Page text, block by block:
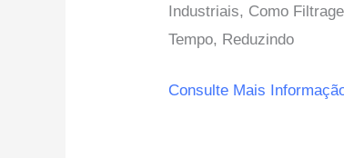
Industriais, Como
Tempo, Reduzindo
Para
Aplicações
Consulte Mais